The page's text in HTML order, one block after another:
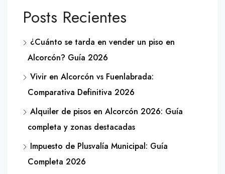
Posts Recientes
¿Cuánto se tarda en vender un piso en
Alcorcón? Guía 2026
Vivir en Alcorcón vs Fuenlabrada:
Comparativa Definitiva 2026
Alquiler de pisos en Alcorcón 2026: Guía
completa y zonas destacadas
Impuesto de Plusvalía Municipal: Guía
Completa 2026